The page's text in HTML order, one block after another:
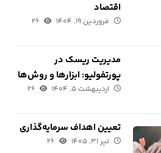
اقتصاد
فروردین ۱۹, ۱۴۰۴ ۲۶
مدیریت ریسک در
پورتفولیو: ابزارها و روش‌ها
اردیبهشت ۵, ۱۴۰۴ ۲۶
تعیین اهداف سرمایه‌گذاری
تیر ۳۱, ۱۴۰۵ ۲۶